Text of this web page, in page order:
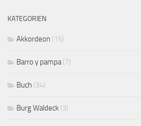
KATEGORIEN
Akkordeon (15)
Barro y pampa(7)
Buch (34)
Burg Waldeck (3)